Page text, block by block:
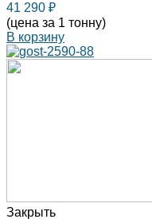
41 290 ₽
(цена за 1 тонну)
В корзину
Закрыть